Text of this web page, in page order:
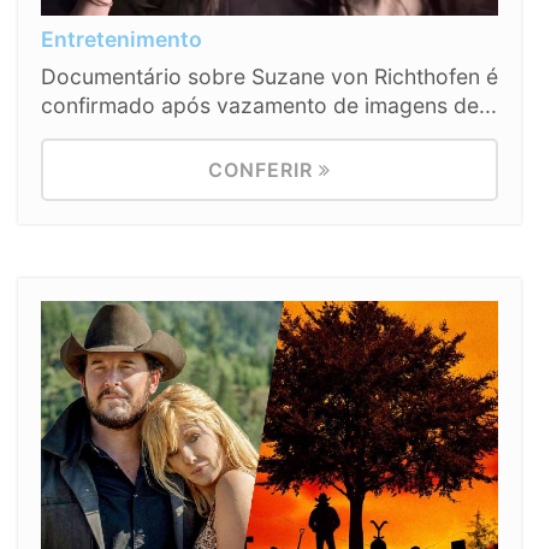
Entretenimento
Documentário sobre Suzane von Richthofen é
confirmado após vazamento de imagens de...
CONFERIR